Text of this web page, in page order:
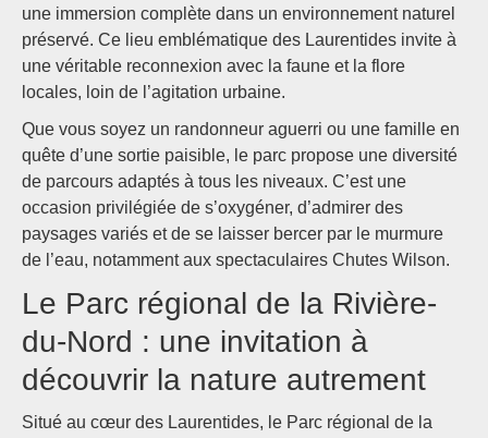
une immersion complète dans un environnement naturel
préservé. Ce lieu emblématique des Laurentides invite à
une véritable reconnexion avec la faune et la flore
locales, loin de l’agitation urbaine.
Que vous soyez un randonneur aguerri ou une famille en
quête d’une sortie paisible, le parc propose une diversité
de parcours adaptés à tous les niveaux. C’est une
occasion privilégiée de s’oxygéner, d’admirer des
paysages variés et de se laisser bercer par le murmure
de l’eau, notamment aux spectaculaires Chutes Wilson.
Le Parc régional de la Rivière-
du-Nord : une invitation à
découvrir la nature autrement
Situé au cœur des Laurentides, le Parc régional de la